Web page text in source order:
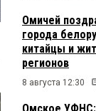
Омичей
города
китайцы и
регионов
8 августа 12:30